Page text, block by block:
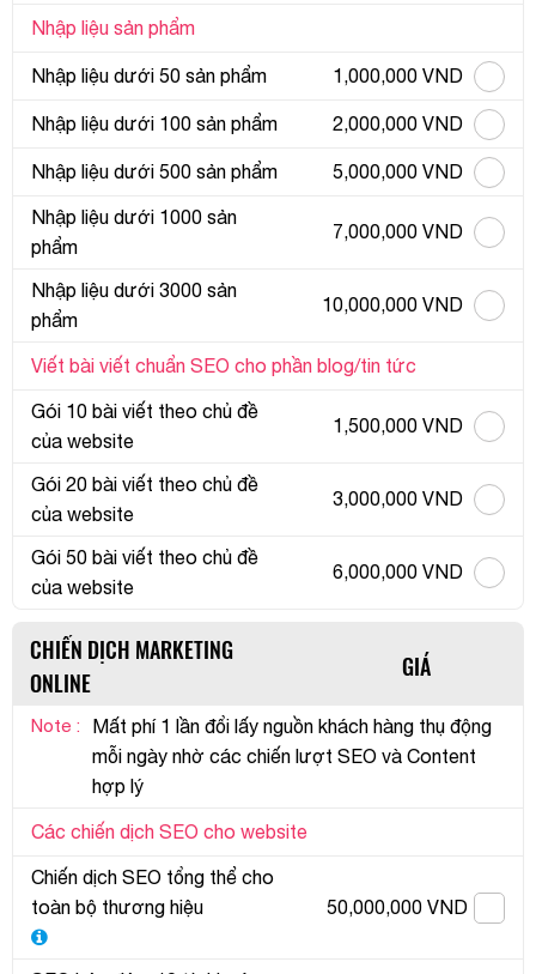
Nhập liệu sản phẩm
Nhập liệu dưới 50 sản phẩm 1,000,000 VND
Nhập liệu dưới 100 sản phẩm 2,000,000 VND
Nhập liệu dưới 500 sản phẩm 5,000,000 VND
Nhập liệu dưới 1000 sản
phẩm
7,000,000 VND
Nhập liệu dưới 3000 sản
phẩm
10,000,000 VND
Viết bài viết chuẩn SEO cho phần blog/tin tức
Gói 10 bài viết theo chủ đề
của website
1,500,000 VND
Gói 20 bài viết theo chủ đề
của website
3,000,000 VND
Gói 50 bài viết theo chủ đề
của website
6,000,000 VND
CHIẾN DỊCH MARKETING
ONLINE
GIÁ
Note :
Mất phí 1 lần đổi lấy nguồn khách hàng thụ động
mỗi ngày nhờ các chiến lượt SEO và Content
hợp lý
Các chiến dịch SEO cho website
Chiến dịch SEO tổng thể cho
toàn bộ thương hiệu
50,000,000 VND